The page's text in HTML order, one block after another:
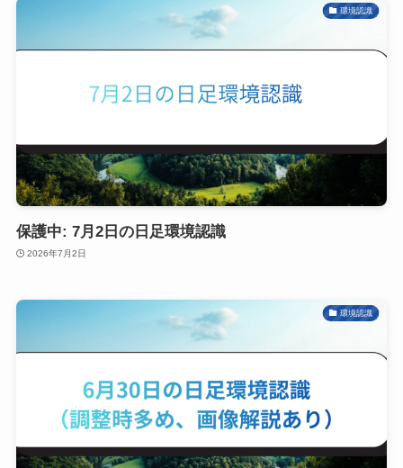
環境認識
保護中: 7月2日の日足環境認識
2026年7月2日
環境認識